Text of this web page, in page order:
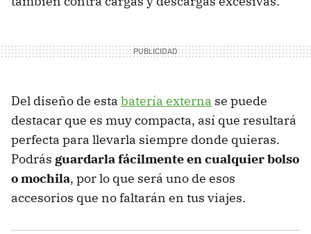
Del diseño de esta batería externa se puede
destacar que es muy compacta, así que resultará
perfecta para llevarla siempre donde quieras.
Podrás guardarla fácilmente en cualquier bolso
o mochila, por lo que será uno de esos
accesorios que no faltarán en tus viajes.